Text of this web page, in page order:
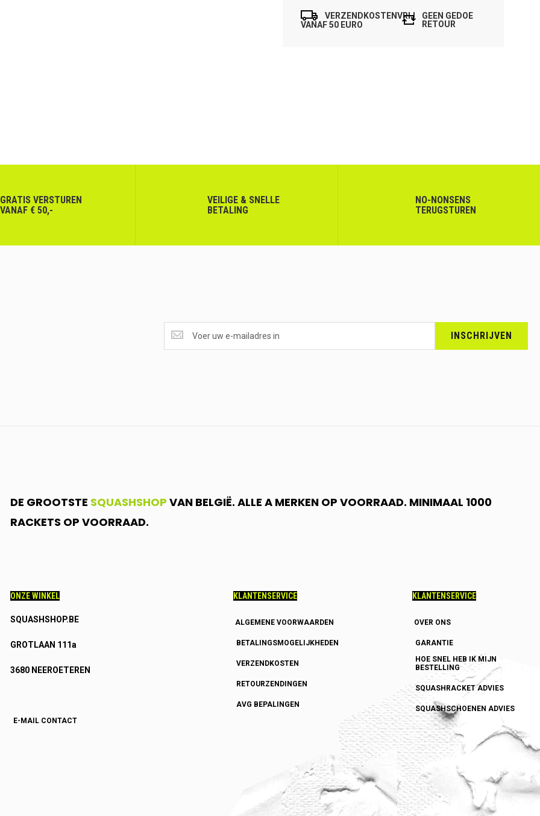
VERZENDKOSTENVRIJ
VANAF 50 EURO
GEEN GEDOE
RETOUR
GRATIS VERSTUREN
VANAF € 50,-
VEILIGE & SNELLE
BETALING
NO-NONSENS
TERUGSTUREN
ONTVANGEN?
<br>SCHRIJF
INSCHRIJVEN
DE GROOTSTE SQUASHSHOP VAN BELGIË. ALLE A MERKEN OP VOORRAAD. MINIMAAL 1000
RACKETS OP VOORRAAD.
ONZE WINKEL
SQUASHSHOP.BE
GROTLAAN 111a
3680 NEEROETEREN
E-MAIL CONTACT
KLANTENSERVICE
ALGEMENE VOORWAARDEN
BETALINGSMOGELIJKHEDEN
VERZENDKOSTEN
RETOURZENDINGEN
AVG BEPALINGEN
KLANTENSERVICE
OVER ONS
GARANTIE
HOE SNEL HEB IK MIJN
BESTELLING
SQUASHRACKET ADVIES
SQUASHSCHOENEN ADVIES